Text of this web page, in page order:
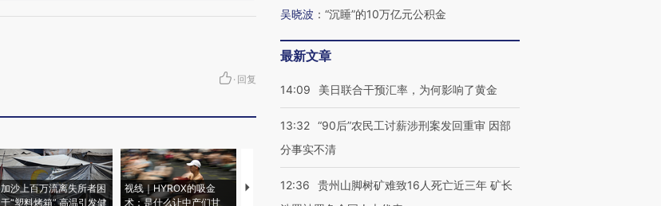
· 回复
加沙上百万流离失所者困
于“塑料烤箱” 高温引发健
视线｜HYROX的吸金
术：是什么让中产们甘
马航飞行员跨国走私7万
粒摇头丸 尿检体内含3种
视线｜被称为“蟑螂”的印
度Z世代 用街头抗争将教
视线｜“入侵”还是“人道危
吴晓波 ： “沉睡”的10万亿元公积金
最新文章
14:09 美日联合干预汇率，为何影响了黄金
13:32 “90后”农民工讨薪涉刑案发回重审 因部
分事实不清
12:36
贵州山脚树矿难致16人死亡近三年 矿长